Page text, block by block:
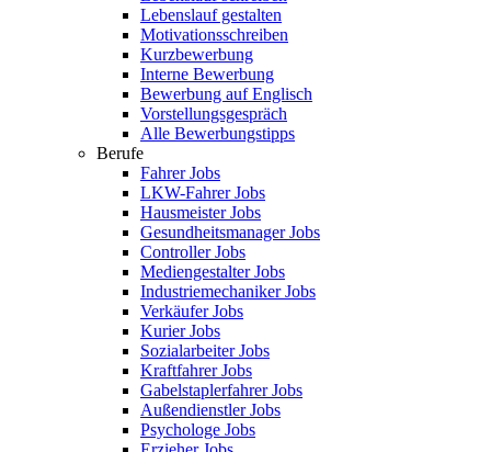
Lebenslauf gestalten
Motivationsschreiben
Kurzbewerbung
Interne Bewerbung
Bewerbung auf Englisch
Vorstellungsgespräch
Alle Bewerbungstipps
Berufe
Fahrer Jobs
LKW-Fahrer Jobs
Hausmeister Jobs
Gesundheitsmanager Jobs
Controller Jobs
Mediengestalter Jobs
Industriemechaniker Jobs
Verkäufer Jobs
Kurier Jobs
Sozialarbeiter Jobs
Kraftfahrer Jobs
Gabelstaplerfahrer Jobs
Außendienstler Jobs
Psychologe Jobs